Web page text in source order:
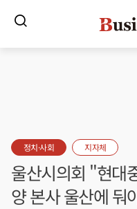
정치·사회 지자체
울산시의회 "현대
양 본사 울산에 둬